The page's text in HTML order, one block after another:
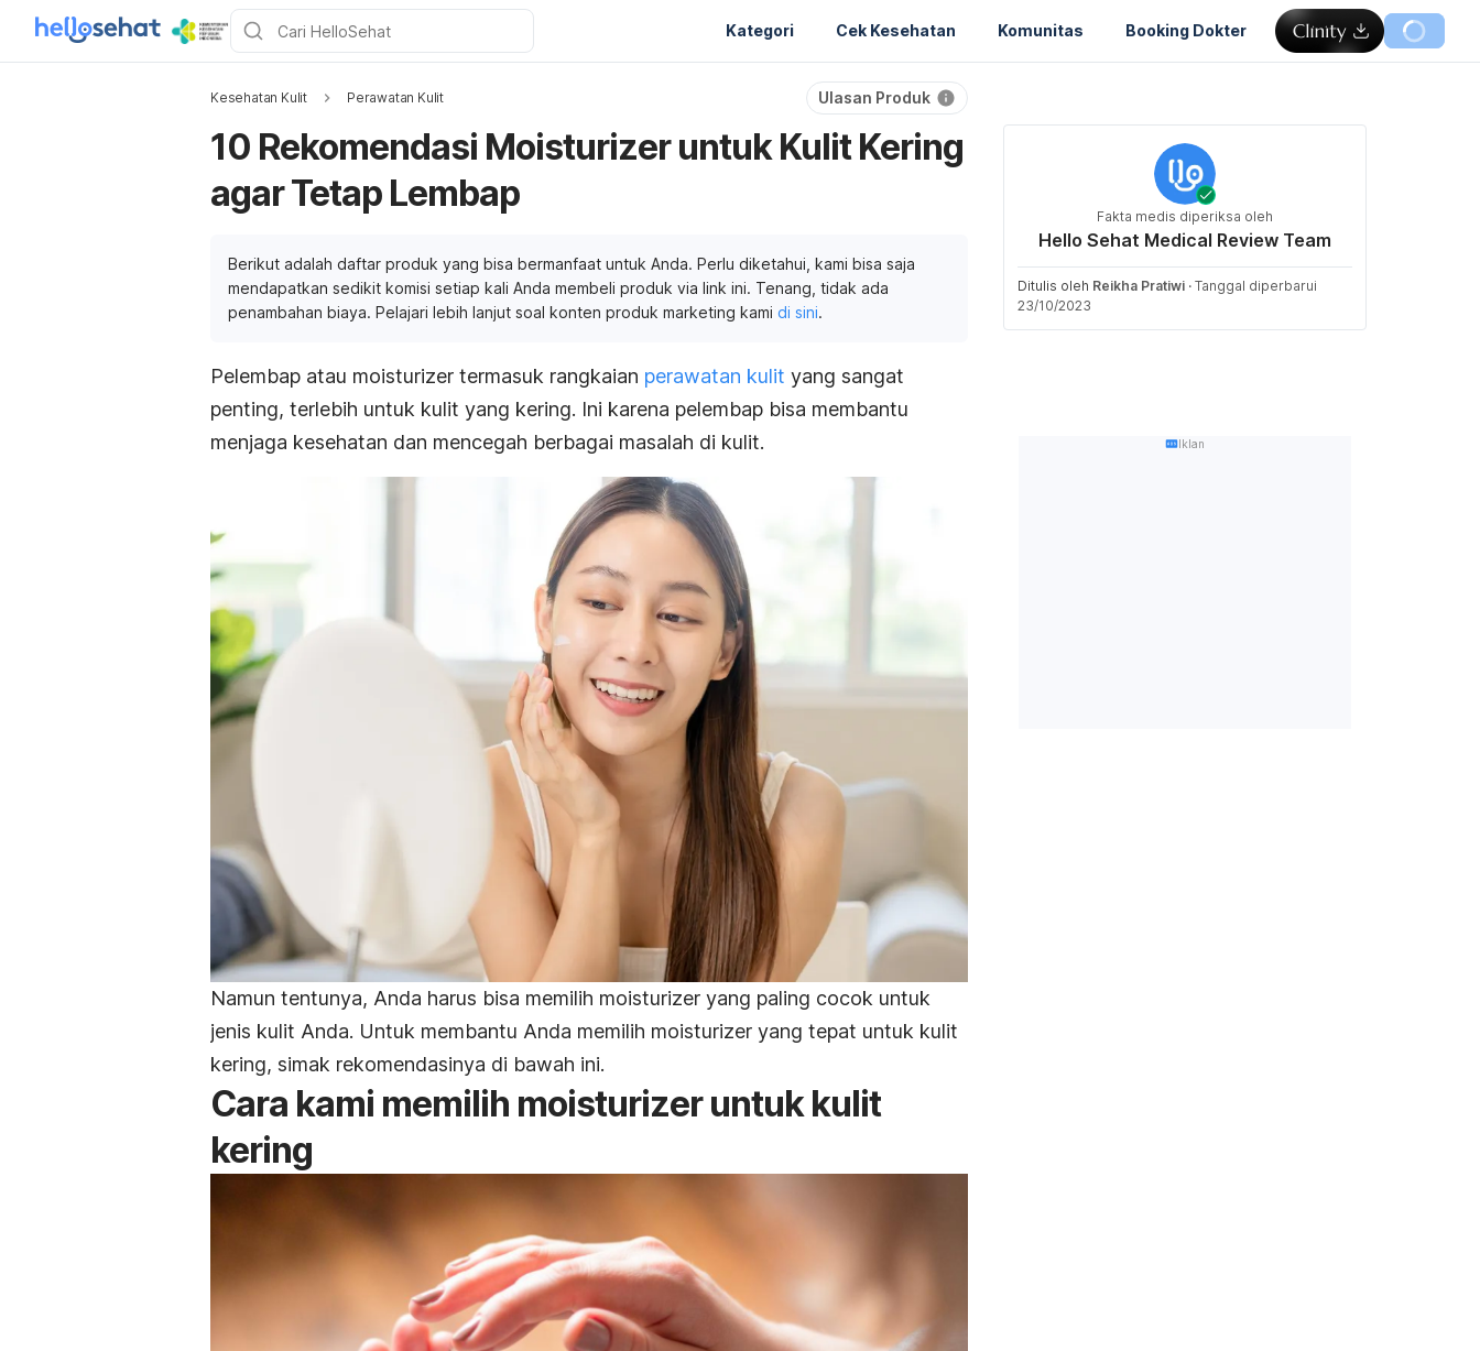
Kategori Cek Kesehatan Komunitas Booking Dokter
Kesehatan Kulit Perawatan Kulit Ulasan Produk
10 Rekomendasi Moisturizer untuk Kulit Kering
agar Tetap Lembap
Berikut adalah daftar produk yang bisa bermanfaat untuk Anda. Perlu diketahui, kami bisa saja
mendapatkan sedikit komisi setiap kali Anda membeli produk via link ini. Tenang, tidak ada
penambahan biaya. Pelajari lebih lanjut soal konten produk marketing kami di sini.
Pelembap atau moisturizer termasuk rangkaian perawatan kulit yang sangat
penting, terlebih untuk kulit yang kering. Ini karena pelembap bisa membantu
menjaga kesehatan dan mencegah berbagai masalah di kulit.
Namun tentunya, Anda harus bisa memilih moisturizer yang paling cocok untuk
jenis kulit Anda. Untuk membantu Anda memilih moisturizer yang tepat untuk kulit
kering, simak rekomendasinya di bawah ini.
Cara kami memilih moisturizeruntuk kulit
kering
Fakta medis diperiksa oleh
Hello Sehat Medical Review Team
Ditulis oleh Reikha Pratiwi · Tanggal diperbarui
23/10/2023
Iklan